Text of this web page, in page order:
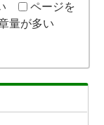
ページを
量が多い